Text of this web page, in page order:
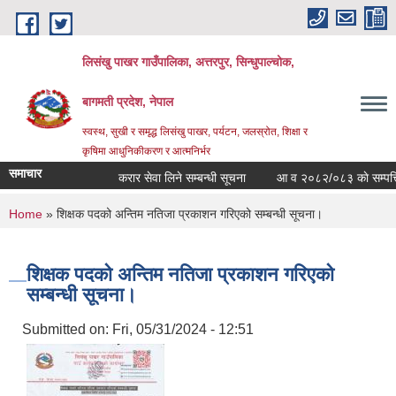
Skip to main content
लिसंखु पाखर गाउँपालिका, अत्तरपुर, सिन्धुपाल्चोक,
बागमती प्रदेश, नेपाल
स्वस्थ, सुखी र समृद्ध लिसंखु पाखर, पर्यटन, जलस्रोत, शिक्षा र
कृषिमा आधुनिकीकरण र आत्मनिर्भर
समाचार करार सेवा लिने सम्बन्धी सूचना आ व २०८२/०८३ काे सम्पत्ति
You are here
Home » शिक्षक पदको अन्तिम नतिजा प्रकाशन गरिएको सम्बन्धी सूचना।
शिक्षक पदको अन्तिम नतिजा प्रकाशन गरिएको
सम्बन्धी सूचना।
Submitted on: Fri, 05/31/2024 - 12:51